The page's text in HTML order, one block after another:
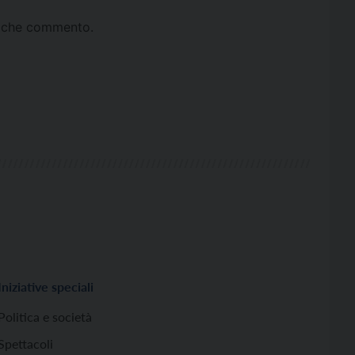
commento.
Iniziative speciali
Politica e società